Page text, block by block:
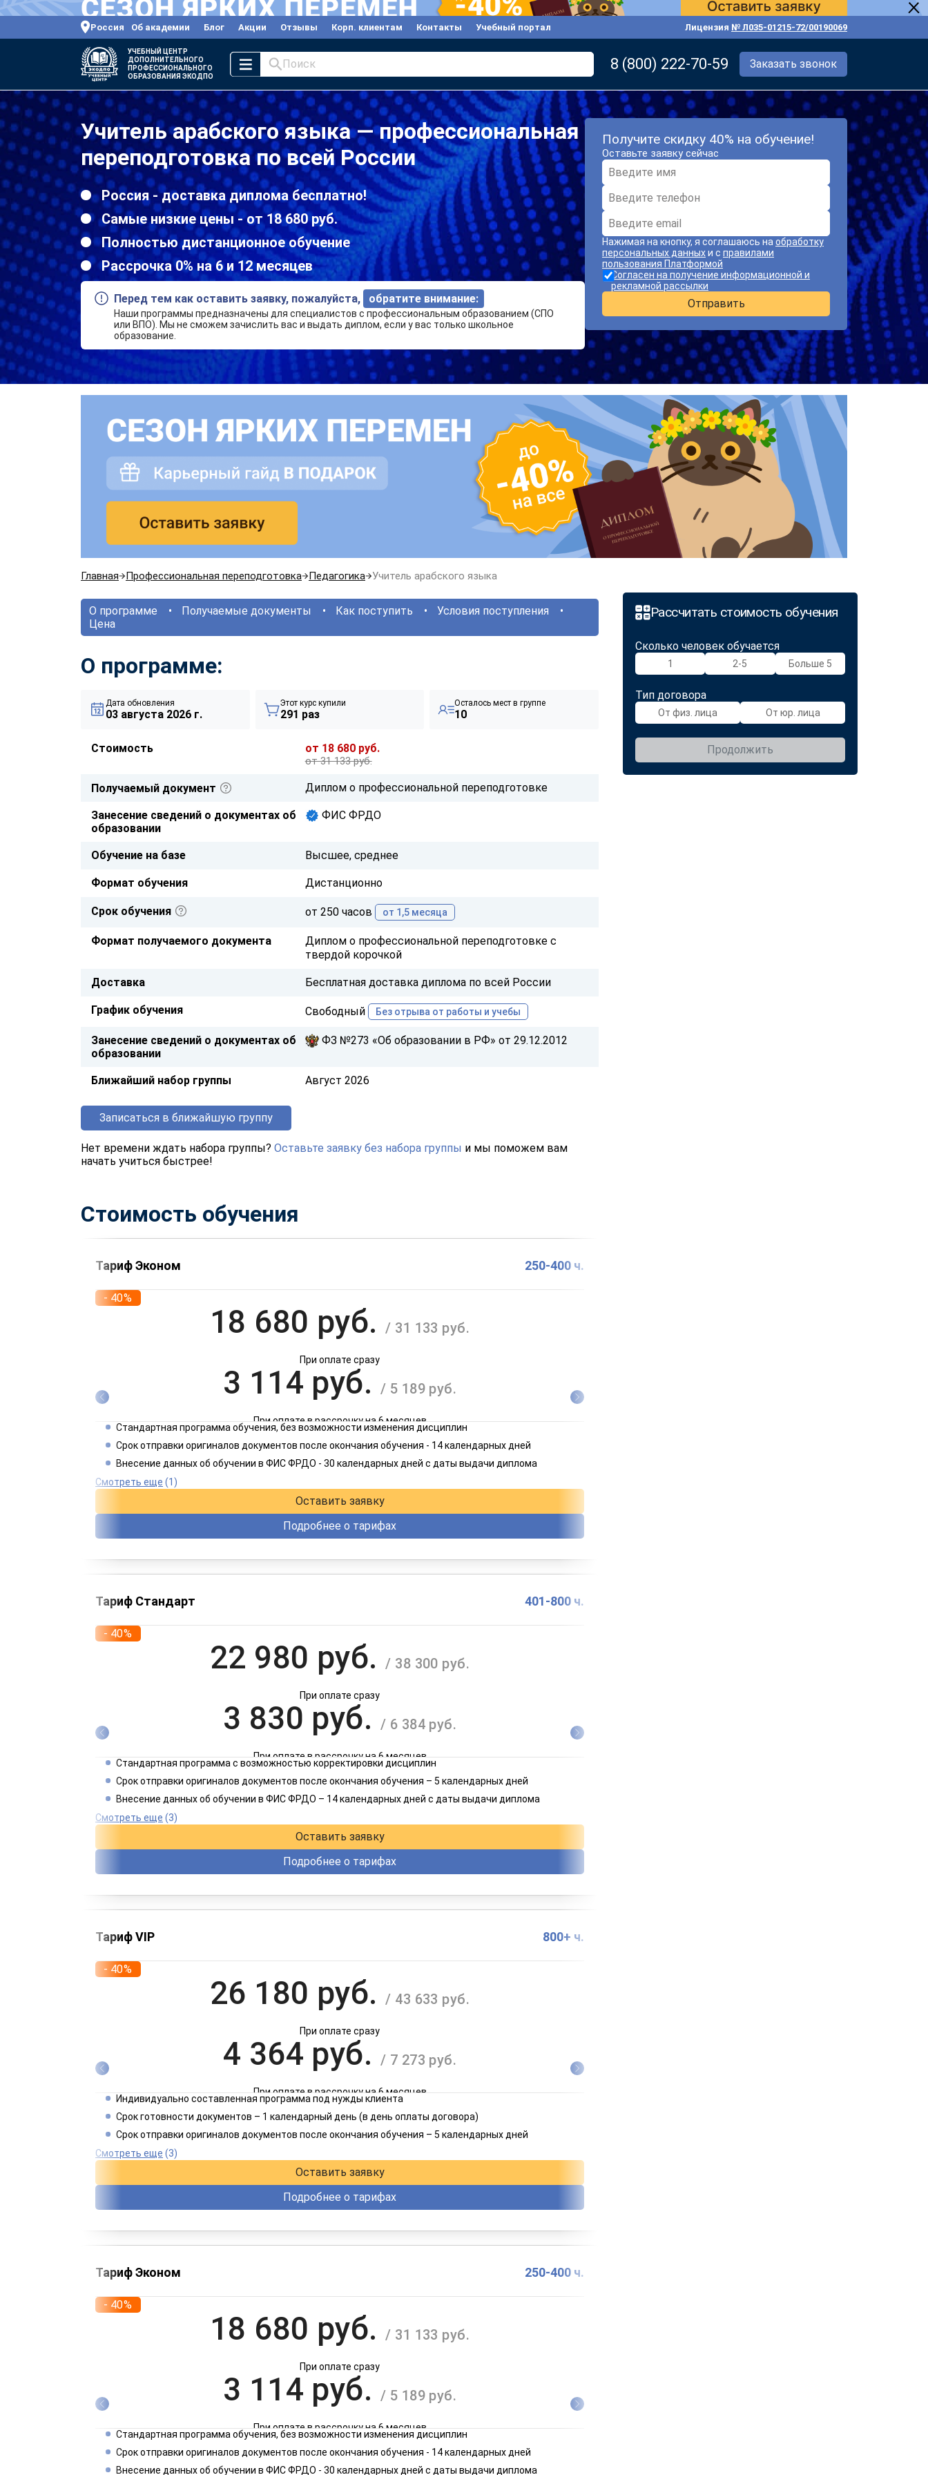
Россия Об академии Блог Акции Отзывы Корп. клиентам Контакты Учебный портал Лицензия № Л035-01215-72/00190069
УЧЕБНЫЙ ЦЕНТР
ДОПОЛНИТЕЛЬНОГО
ПРОФЕССИОНАЛЬНОГО
ОБРАЗОВАНИЯ ЭКОДПО
Поиск 8 (800) 222-70-59 Заказать звонок
Учитель арабского языка — профессиональная
переподготовка по всей России
Россия - доставка диплома бесплатно!
Самые низкие цены - от 18 680 руб.
Полностью дистанционное обучение
Рассрочка 0% на 6 и 12 месяцев
Перед тем как оставить заявку, пожалуйста, обратите внимание:
Наши программы предназначены для специалистов с профессиональным образованием (СПО
или ВПО). Мы не сможем зачислить вас и выдать диплом, если у вас только школьное
образование.
Получите скидку 40% на обучение!
Оставьте заявку сейчас
Нажимая на кнопку, я соглашаюсь на обработку
персональных данныхи с правилами
пользования Платформой
Согласен на получение информационной и
рекламной рассылки
Отправить
Главная Профессиональная переподготовка Педагогика Учитель арабского языка
Рассчитать стоимость обучения
Сколько человек обучается
1 2-5 Больше 5
Тип договора
От физ. лица От юр. лица
Продолжить
О программе Получаемые документы Как поступить
Условия поступления
Цена
О программе:
Дата обновления
03 августа 2026 г.
Этот курс купили
291 раз
Осталось мест в группе
10
Стоимость от 18 680 руб.
от 31 133 руб.
Получаемый документ Диплом о профессиональной переподготовке
Занесение сведений о документах об
образовании
ФИС ФРДО
Обучение на базе Высшее, среднее
Формат обучения Дистанционно
Срок обучения от 250 часов от 1,5 месяца
Формат получаемого документа
Диплом о профессиональной переподготовке с
твердой корочкой
Доставка Бесплатная доставка диплома по всей России
График обучения Свободный Без отрыва от работы и учебы
Занесение сведений о документах об
образовании
ФЗ №273 «Об образовании в РФ» от 29.12.2012
Ближайший набор группы Август 2026
Записаться в ближайшую группу
Нет времени ждать набора группы? Оставьте заявку без набора группы и мы поможем вам
начать учиться быстрее!
Стоимость обучения
Тариф Эконом 250-400 ч.
- 40%
18 680 руб./ 31 133 руб.
При оплате сразу
3 114 руб. / 5 189 руб.
При оплате в рассрочку на 6 месяцев
1 557 руб./ 2 595 руб.
Стандартная программа обучения, без возможности изменения дисциплин
Срок отправки оригиналов документов после окончания обучения - 14 календарных дней
Внесение данных об обучении в ФИС ФРДО - 30 календарных дней с даты выдачи диплома
Смотреть еще (1)
Оставить заявку
Подробнее о тарифах
Тариф Стандарт 401-800 ч.
- 40%
22 980 руб./ 38 300 руб.
При оплате сразу
3 830 руб. / 6 384 руб.
При оплате в рассрочку на 6 месяцев
1 915 руб./ 3 192 руб.
Стандартная программа с возможностью корректировки дисциплин
Срок отправки оригиналов документов после окончания обучения – 5 календарных дней
Внесение данных об обучении в ФИС ФРДО – 14 календарных дней с даты выдачи диплома
Смотреть еще (3)
Оставить заявку
Подробнее о тарифах
Тариф VIP 800+ ч.
- 40%
26 180 руб./ 43 633 руб.
При оплате сразу
4 364 руб. / 7 273 руб.
При оплате в рассрочку на 6 месяцев
2 182 руб./ 3 637 руб.
Индивидуально составленная программа под нужды клиента
Срок готовности документов – 1 календарный день (в день оплаты договора)
Срок отправки оригиналов документов после окончания обучения – 5 календарных дней
Смотреть еще (3)
Оставить заявку
Подробнее о тарифах
Тариф Эконом 250-400 ч.
- 40%
18 680 руб./ 31 133 руб.
При оплате сразу
3 114 руб. / 5 189 руб.
При оплате в рассрочку на 6 месяцев
1 557 руб./ 2 595 руб.
Стандартная программа обучения, без возможности изменения дисциплин
Срок отправки оригиналов документов после окончания обучения - 14 календарных дней
Внесение данных об обучении в ФИС ФРДО - 30 календарных дней с даты выдачи диплома